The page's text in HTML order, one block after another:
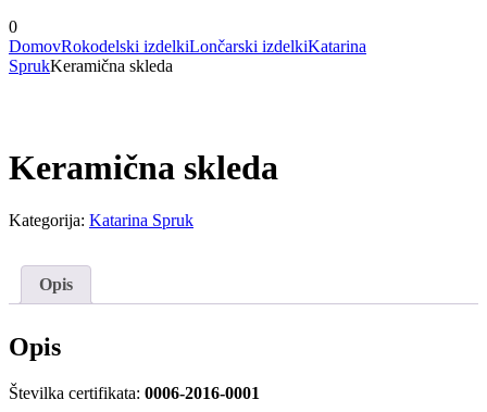
0
DomovRokodelski izdelkiLončarski izdelkiKatarina
SprukKeramična skleda
Keramična skleda
Kategorija: Katarina Spruk
Opis
Opis
Številka certifikata: 0006-2016-0001